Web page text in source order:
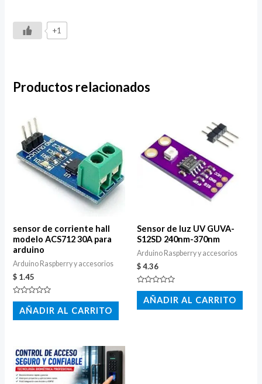
+1
Productos relacionados
sensor de corriente hall
modelo ACS712 30A para
arduino
Arduino Raspberry y accesorios
$ 1.45
Valorado
con
de
AÑADIR AL CARRITO
Sensor de luz UV GUVA-
S12SD 240nm-370nm
Arduino Raspberry y accesorios
$4.36
Valorado
con
de
AÑADIR AL CARRITO